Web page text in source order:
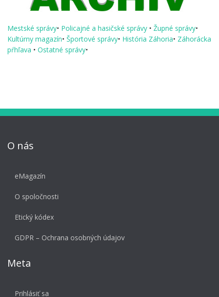
Mestské správy• Policajné a hasičské správy • Župné správy•
Kultúrny magazín• Športové správy• História Záhoria• Záhorácka
pŕhľava • Ostatné správy•
O nás
eMagazín
O spoločnosti
Etický kódex
GDPR – Ochrana osobných údajov
Meta
Prihlásiť sa